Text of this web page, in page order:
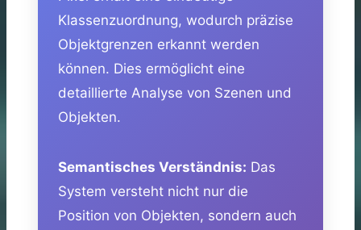
Klassenzuordnung, wodurch präzise
Objektgrenzen erkannt werden
können. Dies ermöglicht eine
detaillierte Analyse von Szenen und
Objekten.
Semantisches Verständnis: Das
System versteht nicht nur die
Position von Objekten, sondern auch